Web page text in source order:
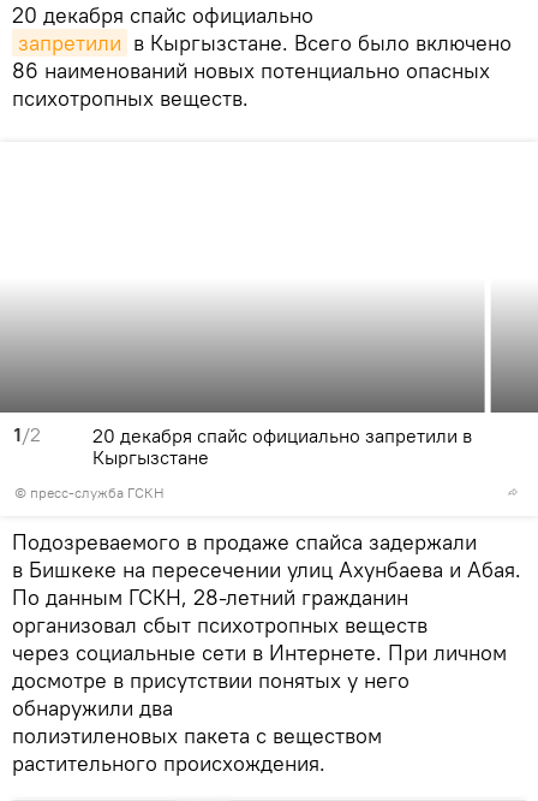
20 декабря спайс официально
запретили в Кыргызстане. Всего было включено
86 наименований новых потенциально опасных
психотропных веществ.
1/2
© пресс-служба ГСКН
20 декабря спайс официально запретили в
Кыргызстане
Подозреваемого в продаже спайса задержали
в Бишкеке на пересечении улиц Ахунбаева и Абая.
По данным ГСКН, 28-летний гражданин
организовал сбыт психотропных веществ
через социальные сети в Интернете. При личном
досмотре в присутствии понятых у него
обнаружили два
полиэтиленовых пакета с веществом
растительного происхождения.